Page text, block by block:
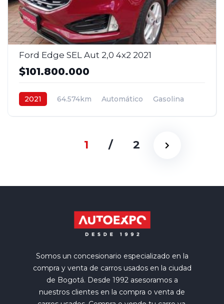
Ford Edge SEL Aut 2,0 4x2 2021
$101.800.000
2021 64.574km Automático
Gasolina
1 / 2
Somos un concesionario especializado en la
compra y venta de carros usados en la ciudad
de Bogotá. Desde 1992 asesoramos a
nuestros clientes en la compra o venta de